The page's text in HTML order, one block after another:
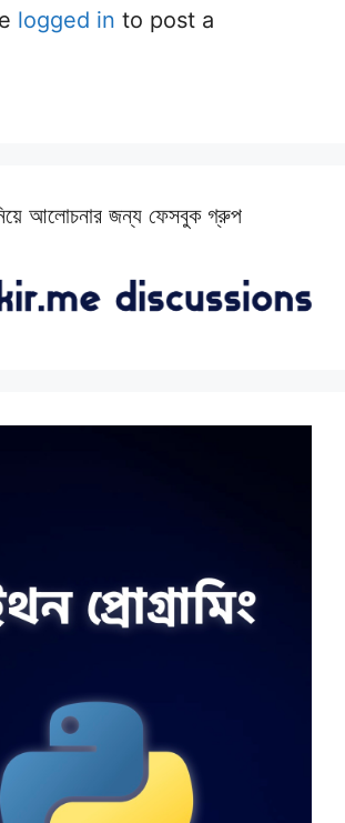
logged in to post a
আলোচনার জন্য ফেসবুক গ্রুপ